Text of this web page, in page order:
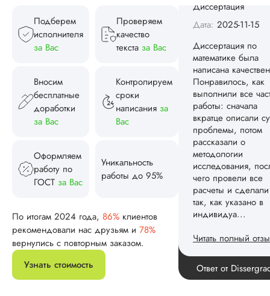
Подберем
исполнителя
за Вас
Проверяем
качество
текста за Вас
Вносим
бесплатные
доработки
за Вас
Контролируем
сроки
написания за
Вас
Оформляем
работу по
ГОСТ за Вас
Уникальность
работы до 95%
По итогам 2024 года, 86% клиентов
рекомендовали нас друзьям и 78%
вернулись с повторным заказом.
Узнать стоимость
работы: сначала
вкратце описали
проблемы, потом
рассказали о
методологии
исследования,
чего провели все
расчеты и
так, как указано в
индивидуа...
Читать полный
Спасибо!
ваши слова
Ответ от
Женя
Вид работы:
Диссертация